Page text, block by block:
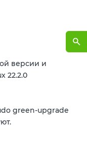
версии и
22.2.0
green-upgrade